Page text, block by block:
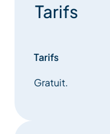
Tarifs
Tarifs
Gratuit.